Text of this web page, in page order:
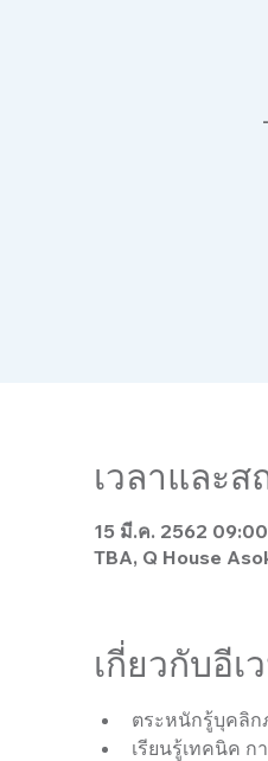
เวลาและส
15 มี.ค. 2562
TBA, Q House
เกี่ยวกับอีเ
ตระหนักรู้บุคลิก
เรียนรู้เทคนิค